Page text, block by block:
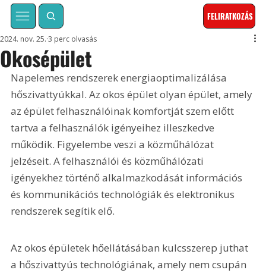
FELIRATKOZÁS
Okosépület
2024. nov. 25. 3 perc olvasás
Napelemes rendszerek energiaoptimalizálása
hőszivattyúkkal. Az okos épület olyan épület, amely
az épület felhasználóinak komfortját szem előtt
tartva a felhasználók igényeihez illeszkedve
működik. Figyelembe veszi a közműhálózat
jelzéseit. A felhasználói és közműhálózati
igényekhez történő alkalmazkodását információs
és kommunikációs technológiák és elektronikus
rendszerek segítik elő.
Az okos épületek hőellátásában kulcsszerep juthat
a hőszivattyús technológiának, amely nem csupán